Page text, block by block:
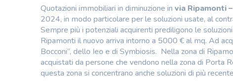
Quotazioni immobiliari in diminuzione in via Ripamonti
2024, in modo particolare per le soluzioni usate, al
Sempre più i potenziali acquirenti prediligono le
Ripamonti il nuovo arriva intorno a 5000 € al mq. Ad
Bocconi”, dello Ieo e di Symbiosis. Nella zona di
acquistati da persone che vendono nella zona di Porta
questa zona si concentrano anche soluzioni di più